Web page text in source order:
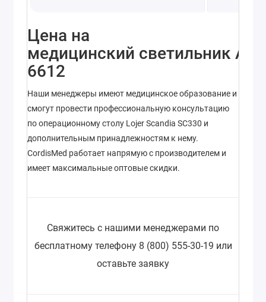
Цена на
медицинский светильник
6612
Наши менеджеры имеют медицинское образование и
смогут провести профессиональную консультацию
по операционному столу Lojer Scandia SC330 и
дополнительным принадлежностям к нему.
CordisMed работает напрямую с производителем и
имеет максимальные оптовые скидки.
Свяжитесь с нашими менеджерами по
бесплатному телефону 8 (800) 555-30-19 или
оставьте заявку